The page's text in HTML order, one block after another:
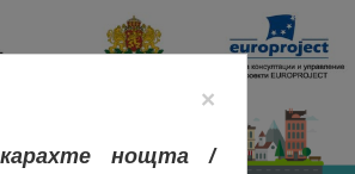
×
нощта /